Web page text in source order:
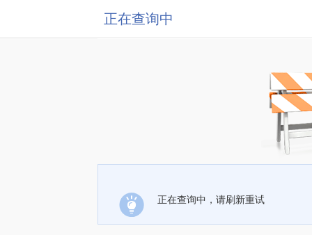
正在查询中
正在查询中，请刷新重试